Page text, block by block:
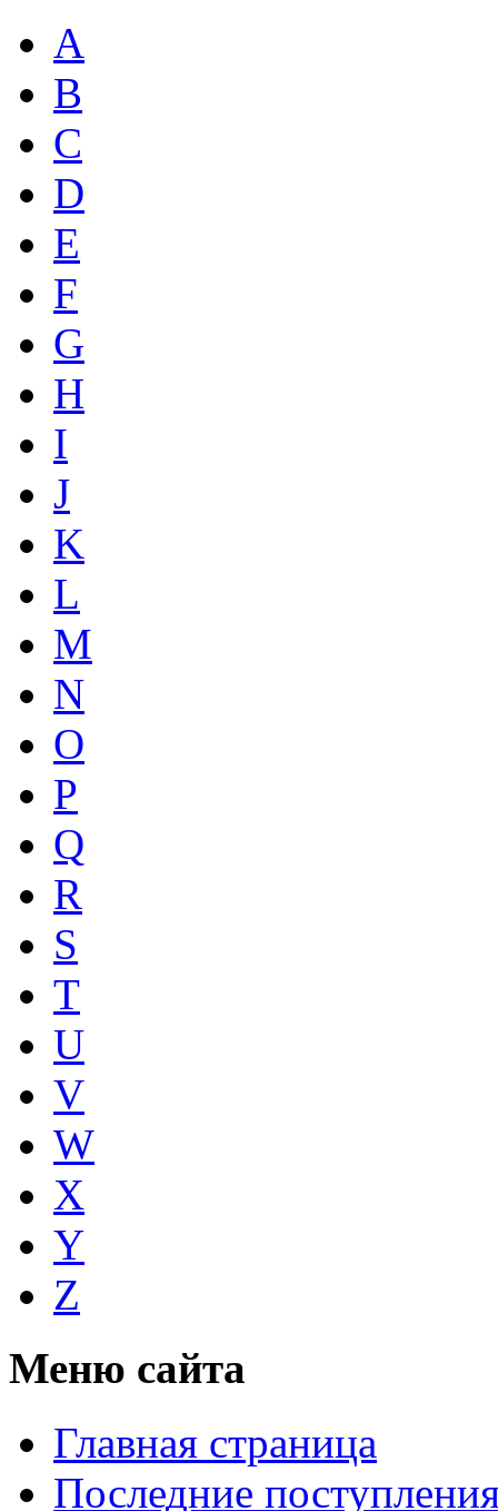
A
B
C
D
E
F
G
H
I
J
K
L
M
N
O
P
Q
R
S
T
U
V
W
X
Y
Z
Меню сайта
Главная страница
Последние